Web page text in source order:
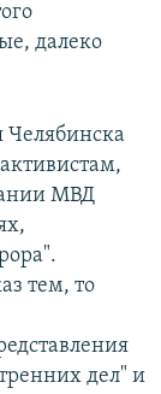
далеко
Челябинска
МВД
тем, то
дел" и